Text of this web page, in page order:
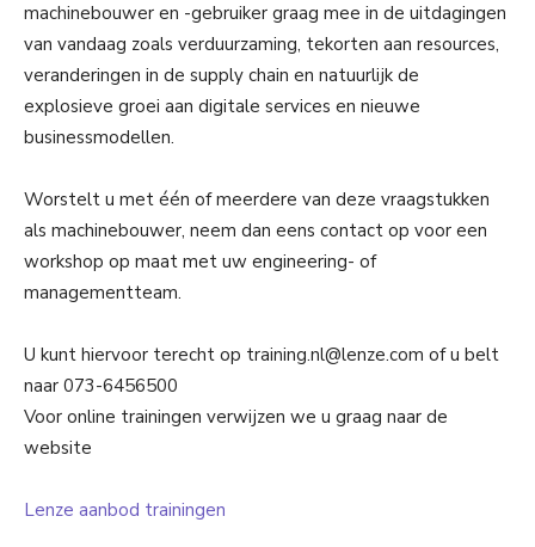
machinebouwer en -gebruiker graag mee in de uitdagingen
van vandaag zoals verduurzaming, tekorten aan resources,
veranderingen in de supply chain en natuurlijk de
explosieve groei aan digitale services en nieuwe
businessmodellen.
Worstelt u met één of meerdere van deze vraagstukken
als machinebouwer, neem dan eens contact op voor een
workshop op maat met uw engineering- of
managementteam.
U kunt hiervoor terecht op training.nl@lenze.com of u belt
naar 073-6456500
Voor online trainingen verwijzen we u graag naar de
website
Lenze aanbod trainingen